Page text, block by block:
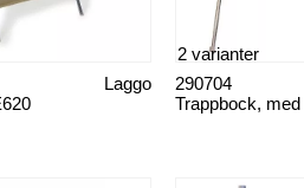
Laggo 290704
2 varianter